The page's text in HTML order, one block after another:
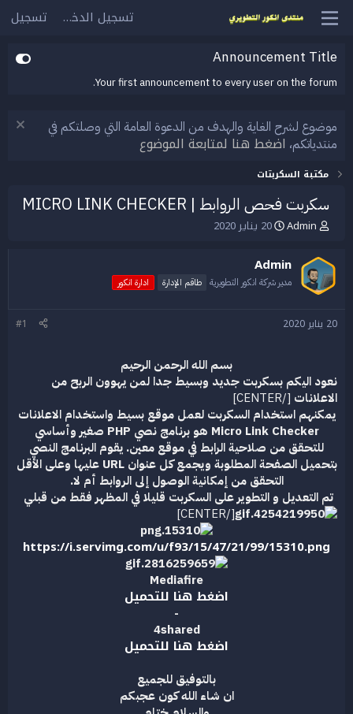
تسجيل الدخول تسجيل
Announcement Title
Your first announcement to every user on the forum.
موضوع لشرح الغاية والهدف من الدعوة العامة التي وصلتكم في
منتدياتكم، اضغط هنا لمتابعة الموضوع
مكتبة السكربتات
سكربت فحص الروابط | MICRO LINK CHECKER
ب
د
ئ
ا
ل
و
Admin
ت
ي
خ
20 يناير 2020
Admin
مدير شركة انكور التطويرية طاقم الإدارة ادارة انكور
20 يناير 2020 #1
بسم الله الرحمن الرحيم
نعود اليكم بسكربت جديد وبسيط جدا لمن يهوون الربح من
الاعلانات [/CENTER]
يمكنهم استخدام السكربت لعمل موقع بسيط واستخدام الاعلانات
Micro Link Checker هو برنامج نصي PHP صغير وأساسي
للتحقق من صلاحية الرابط في موقع معين. يقوم البرنامج النصي
بتحميل الصفحة المطلوبة ويجمع كل عنوان URL عليها وعلى الأقل
التحقق من إمكانية الوصول إلى الروابط أم لا.
تم التعديل و التطوير على السكربت قليلا في المظهر فقط من قبلي
[/CENTER]
https://i.servimg.com/u/f93/15/47/21/99/15310.png
Mediafire
اضغط هنا للتحميل
-
4shared
اضغط هنا للتحميل
بالتوفيق للجميع
ان شاء الله كون عجبكم